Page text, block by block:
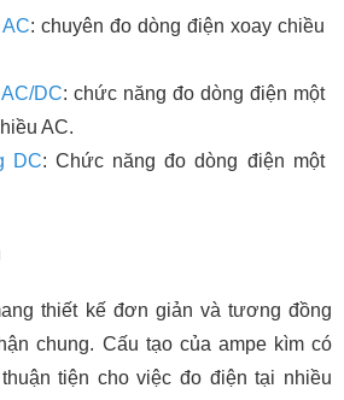
: chuyên đo dòng điện xoay chiều
DC: chức năng đo dòng điện một
AC.
DC: Chức năng đo dòng điện một
thiết kế đơn giản và tương đồng
chung. Cấu tạo của ampe kìm có
tiện cho việc đo điện tại nhiều